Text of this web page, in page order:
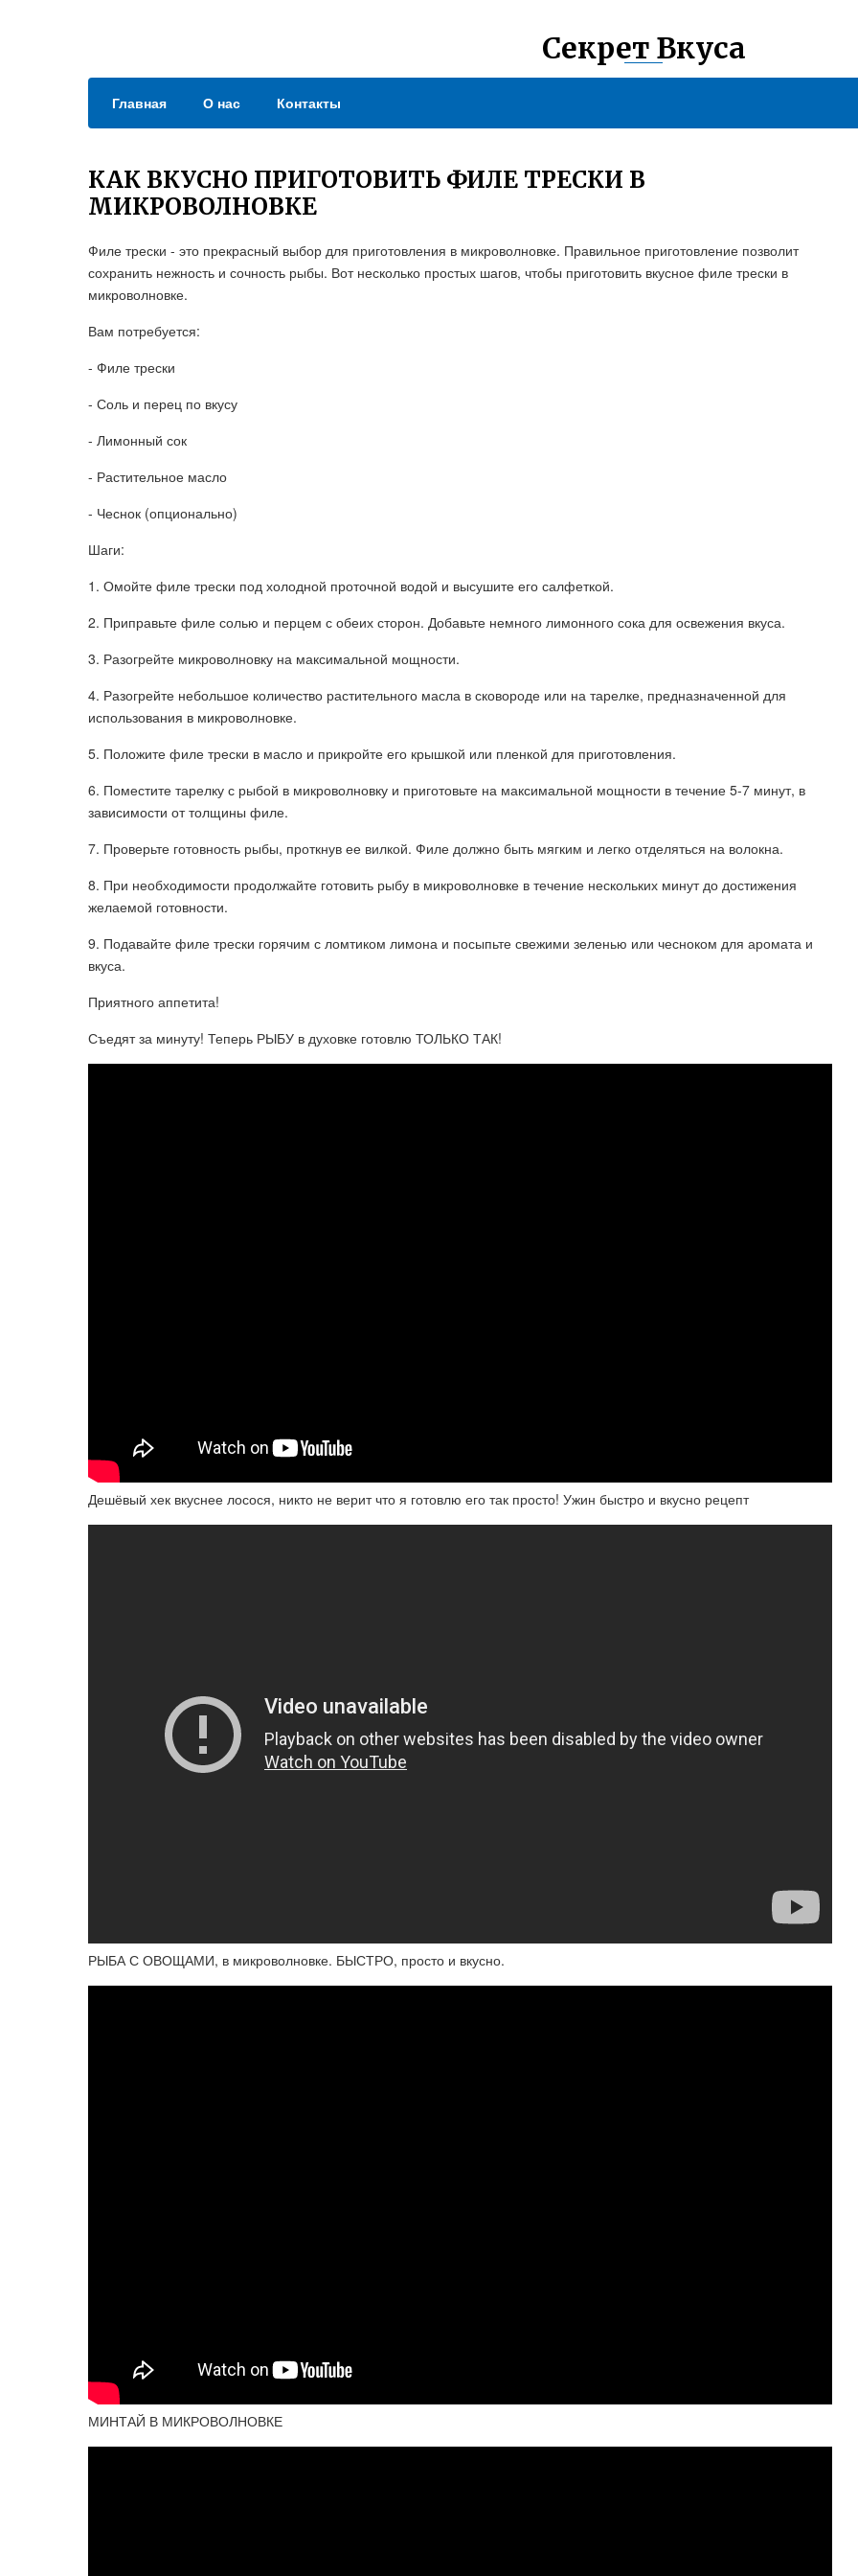
Секрет Вкуса
Главная О нас Контакты
КАК ВКУСНО ПРИГОТОВИТЬ ФИЛЕ ТРЕСКИ В
МИКРОВОЛНОВКЕ
Филе трески - это прекрасный выбор для приготовления в микроволновке. Правильное приготовление позволит
сохранить нежность и сочность рыбы. Вот несколько простых шагов, чтобы приготовить вкусное филе трески в
микроволновке.
Вам потребуется:
- Филе трески
- Соль и перец по вкусу
- Лимонный сок
- Растительное масло
- Чеснок (опционально)
Шаги:
1. Омойте филе трески под холодной проточной водой и высушите его салфеткой.
2. Приправьте филе солью и перцем с обеих сторон. Добавьте немного лимонного сока для освежения вкуса.
3. Разогрейте микроволновку на максимальной мощности.
4. Разогрейте небольшое количество растительного масла в сковороде или на тарелке, предназначенной для
использования в микроволновке.
5. Положите филе трески в масло и прикройте его крышкой или пленкой для приготовления.
6. Поместите тарелку с рыбой в микроволновку и приготовьте на максимальной мощности в течение 5-7 минут, в
зависимости от толщины филе.
7. Проверьте готовность рыбы, проткнув ее вилкой. Филе должно быть мягким и легко отделяться на волокна.
8. При необходимости продолжайте готовить рыбу в микроволновке в течение нескольких минут до достижения
желаемой готовности.
9. Подавайте филе трески горячим с ломтиком лимона и посыпьте свежими зеленью или чесноком для аромата и
вкуса.
Приятного аппетита!
Съедят за минуту! Теперь РЫБУ в духовке готовлю ТОЛЬКО ТАК!
Дешёвый хек вкуснее лосося, никто не верит что я готовлю его так просто! Ужин быстро и вкусно рецепт
РЫБА С ОВОЩАМИ, в микроволновке. БЫСТРО, просто и вкусно.
МИНТАЙ В МИКРОВОЛНОВКЕ